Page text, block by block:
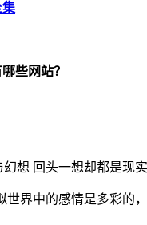
集
些网站？
想 回头一想却都是现
界中的感情是多彩